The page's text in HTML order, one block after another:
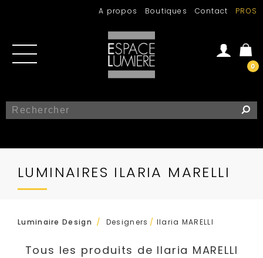
A propos Boutiques Contact PROS
0
Se connecter
LUMINAIRES ILARIA MARELLI
Luminaire Design / Designers / Ilaria MARELLI
Tous les produits de Ilaria MARELLI